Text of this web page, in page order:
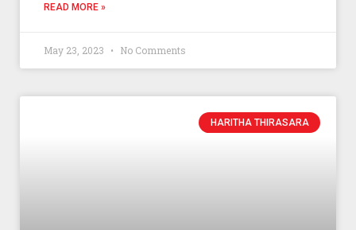
READ MORE »
May 23, 2023 No Comments
HARITHA THIRASARA